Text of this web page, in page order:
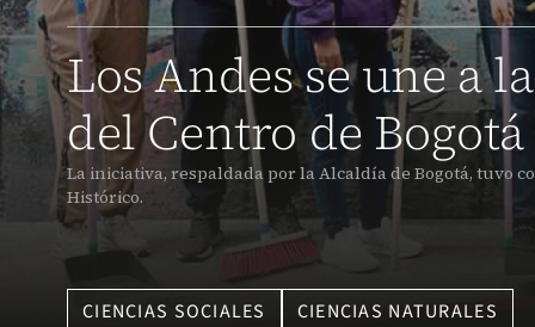
Los Andes se une a
del Centro de Bogotá
La iniciativa, respaldada por la Alcaldía de Bogotá, tuvo
Histórico.
CIENCIAS SOCIALES CIENCIAS NATURALES